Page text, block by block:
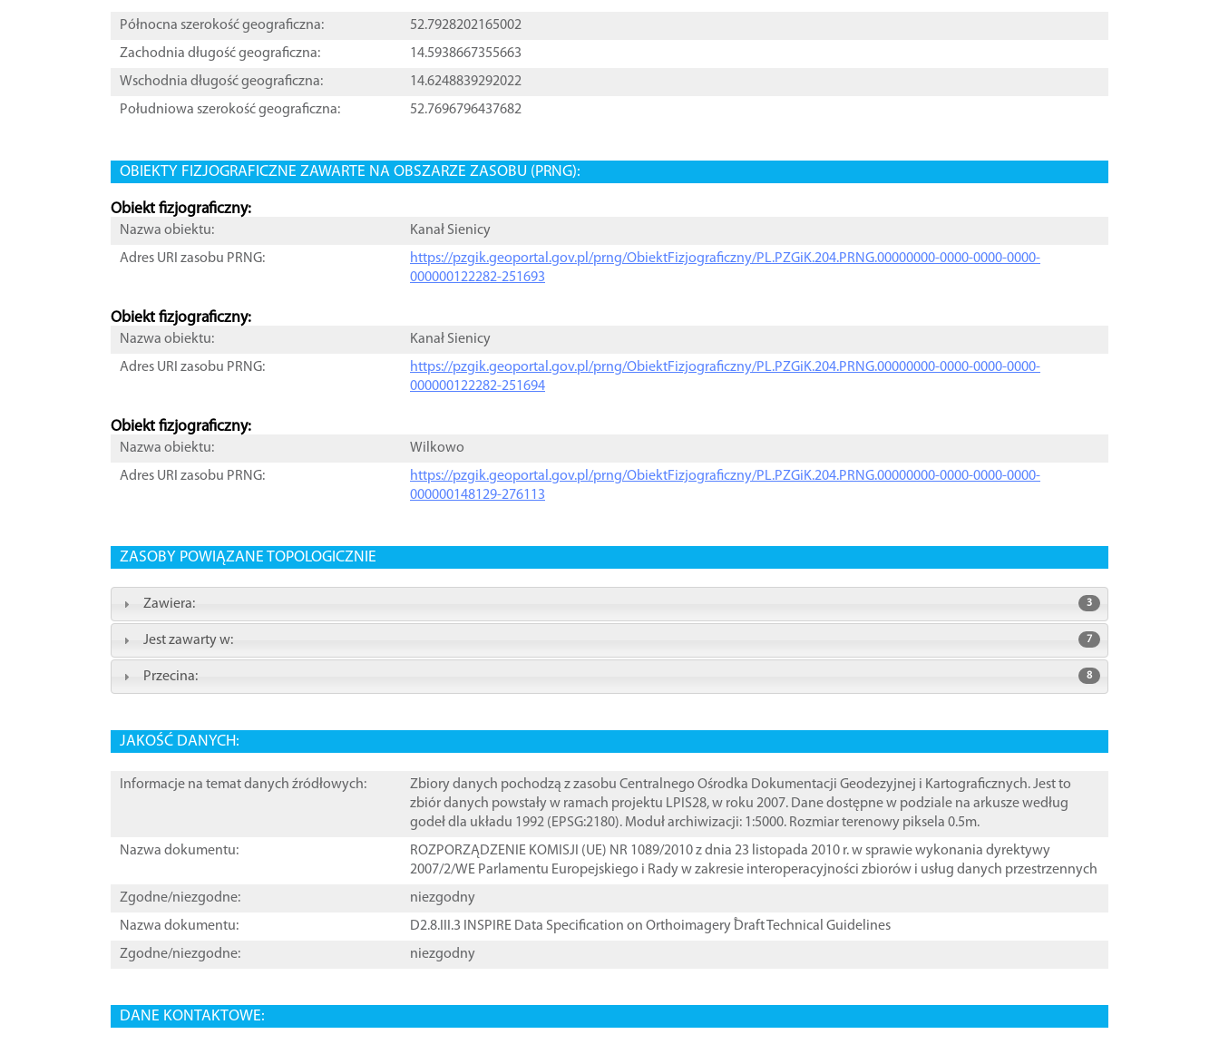
Północna szerokość geograficzna:
52.7928202165002
Zachodnia długość geograficzna:
14.5938667355663
Wschodnia długość geograficzna:
14.6248839292022
Południowa szerokość geograficzna:
52.7696796437682
OBIEKTY FIZJOGRAFICZNE ZAWARTE NA OBSZARZE ZASOBU (PRNG):
Obiekt fizjograficzny:
Nazwa obiektu:
Kanał Sienicy
Adres URI zasobu PRNG:
https://pzgik.geoportal.gov.pl/prng/ObiektFizjograficzny/PL.PZGiK.204.PRNG.00000000-0000-0000-0000-
000000122282-251693
Obiekt fizjograficzny:
Nazwa obiektu:
Kanał Sienicy
Adres URI zasobu PRNG:
https://pzgik.geoportal.gov.pl/prng/ObiektFizjograficzny/PL.PZGiK.204.PRNG.00000000-0000-0000-0000-
000000122282-251694
Obiekt fizjograficzny:
Nazwa obiektu:
Wilkowo
Adres URI zasobu PRNG:
https://pzgik.geoportal.gov.pl/prng/ObiektFizjograficzny/PL.PZGiK.204.PRNG.00000000-0000-0000-0000-
000000148129-276113
ZASOBY POWIĄZANE TOPOLOGICZNIE
Zawiera: 3
Jest zawarty w: 7
Przecina: 8
JAKOŚĆ DANYCH:
Informacje na temat danych źródłowych:
Zbiory danych pochodzą z zasobu Centralnego Ośrodka Dokumentacji Geodezyjnej i Kartograficznych. Jest to
zbiór danych powstały w ramach projektu LPIS28, w roku 2007. Dane dostępne w podziale na arkusze według
godeł dla układu 1992 (EPSG:2180). Moduł archiwizacji: 1:5000. Rozmiar terenowy piksela 0.5m.
Nazwa dokumentu:
ROZPORZĄDZENIE KOMISJI (UE) NR 1089/2010 z dnia 23 listopada 2010 r. w sprawie wykonania dyrektywy
2007/2/WE Parlamentu Europejskiego i Rady w zakresie interoperacyjności zbiorów i usług danych przestrzennych
Zgodne/niezgodne:
niezgodny
Nazwa dokumentu:
D2.8.III.3 INSPIRE Data Specification on Orthoimagery ֠Draft Technical Guidelines
Zgodne/niezgodne:
niezgodny
DANE KONTAKTOWE: